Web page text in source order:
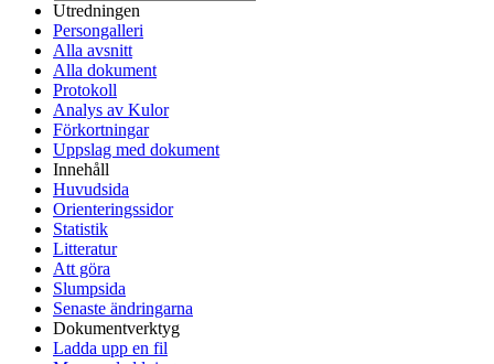
Utredningen
Persongalleri
Alla avsnitt
Alla dokument
Protokoll
Analys av Kulor
Förkortningar
Uppslag med dokument
Innehåll
Huvudsida
Orienteringssidor
Statistik
Litteratur
Att göra
Slumpsida
Senaste ändringarna
Dokumentverktyg
Ladda upp en fil